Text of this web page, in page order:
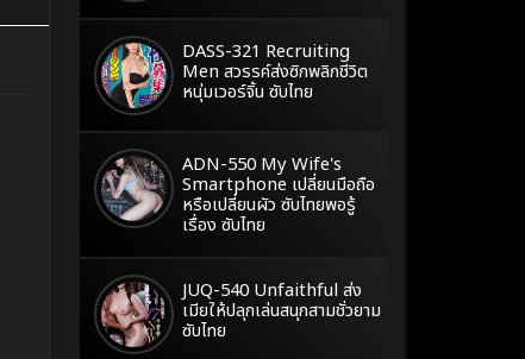
DASS-321 Recruiting
Men สวรรค์ส่งซิกพลิกชีวิต
หนุ่มเวอร์จิ้น ซับไทย
ADN-550 My Wife's
Smartphone เปลี่ยนมือถือ
หรือเปลี่ยนผัว ซับไทยพอรู้
เรื่อง ซับไทย
JUQ-540 Unfaithful ส่ง
เมียให้ปลุกเล่นสนุกสามชั่วยาม
ซับไทย